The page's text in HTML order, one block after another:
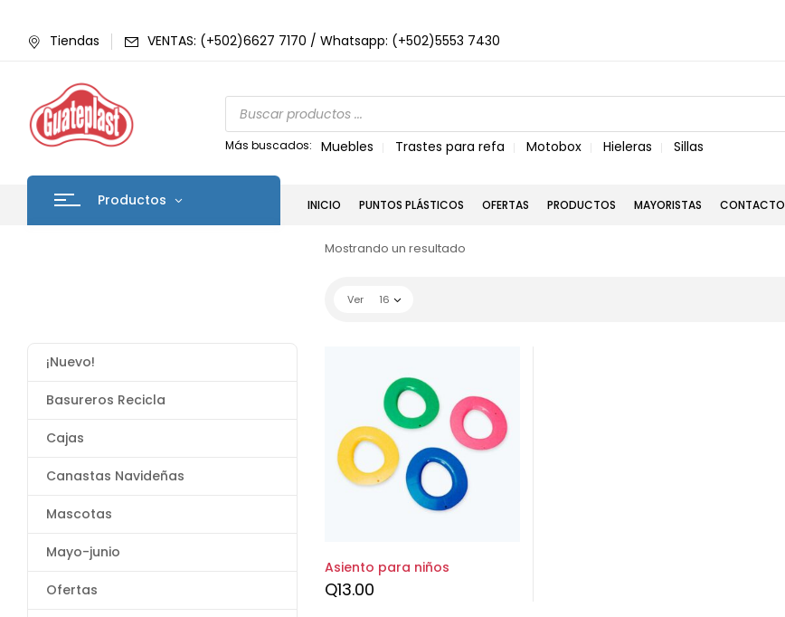
Tiendas VENTAS: (+502)6627 7170 / Whatsapp: (+502)5553 7430
Más buscados: Muebles Trastes para refa Motobox Hieleras Sillas
Productos INICIO PUNTOS PLÁSTICOS OFERTAS PRODUCTOS MAYORISTAS CONTACTO
¡Nuevo!
Basureros Recicla
Cajas
Canastas Navideñas
Mascotas
Mayo-junio
Ofertas
Mostrando un resultado
Ver 16
Asiento para niños
Q13.00